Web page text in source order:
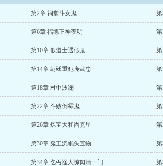
第2章 祠堂斗女鬼 第
第6章 福德正神夜明 第
第10章 假道士遇假鬼 第
第14章 朝廷重犯庞武忠 第
第18章 村中波澜 第
第22章 斗败倒霉鬼 第
第26章 炼宝大和尚克星 第
第30章 鬼王沉眠失宝物 第
第34章 乞丐怪人惊闻清一门 第